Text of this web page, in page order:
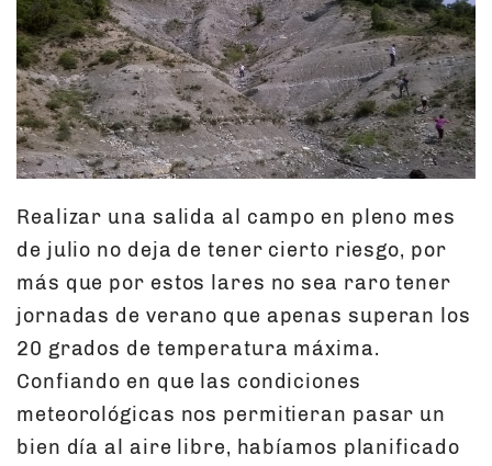
Realizar una salida al campo en pleno mes
de julio no deja de tener cierto riesgo, por
más que por estos lares no sea raro tener
jornadas de verano que apenas superan los
20 grados de temperatura máxima.
Confiando en que las condiciones
meteorológicas nos permitieran pasar un
bien día al aire libre, habíamos planificado